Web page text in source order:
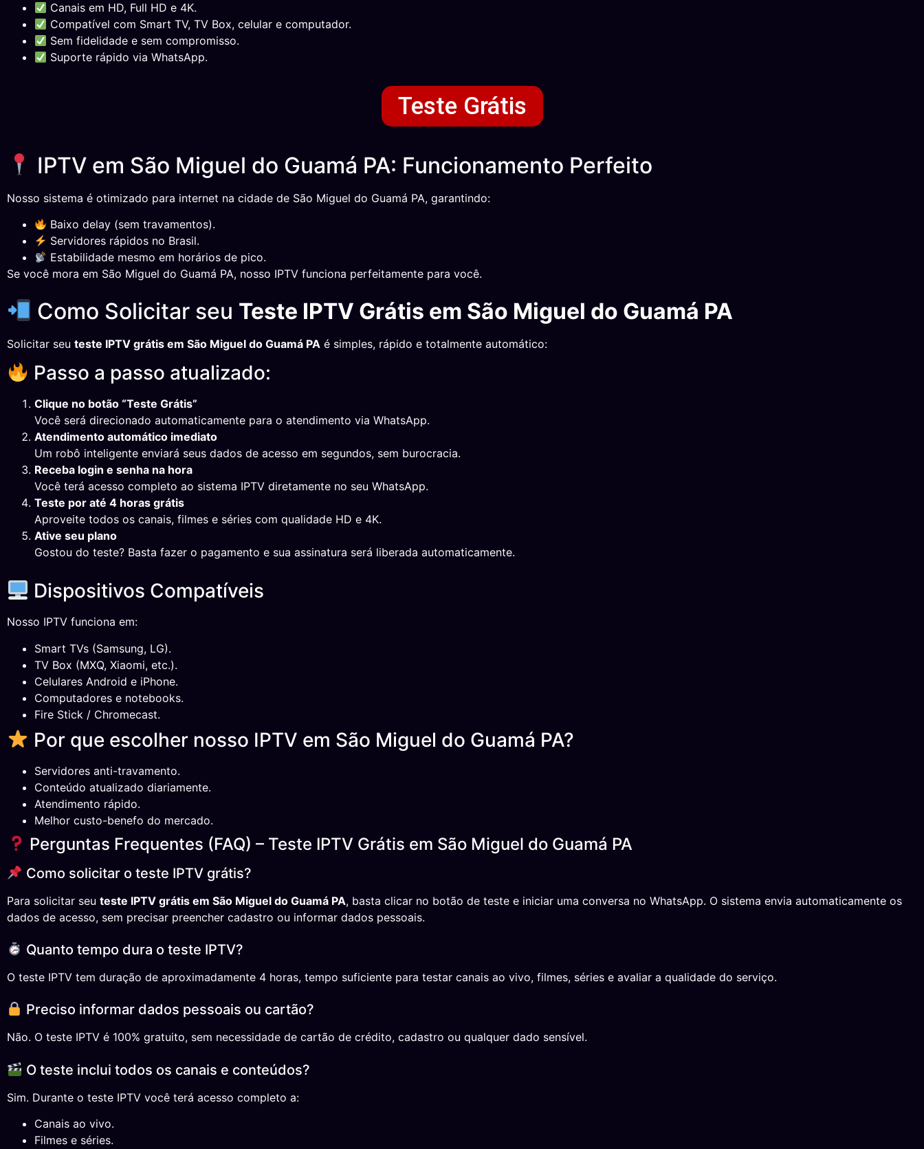
Canais em HD, Full HD e 4K.
Compatível com Smart TV, TV Box, celular e computador.
Sem fidelidade e sem compromisso.
Suporte rápido via WhatsApp.
Teste Grátis
IPTV em São Miguel do Guamá PA: Funcionamento Perfeito
Nosso sistema é otimizado para internet na cidade de São Miguel do Guamá PA, garantindo:
Baixo delay (sem travamentos).
Servidores rápidos no Brasil.
Estabilidade mesmo em horários de pico.
Se você mora em São Miguel do Guamá PA, nosso IPTV funciona perfeitamente para você.
Como Solicitar seu Teste IPTV Grátis em São Miguel do Guamá PA
Solicitar seu teste IPTV grátis em São Miguel do Guamá PA é simples, rápido e totalmente automático:
Passo a passo atualizado:
Clique no botão “Teste Grátis”
Você será direcionado automaticamente para o atendimento via WhatsApp.
Atendimento automático imediato
Um robô inteligente enviará seus dados de acesso em segundos, sem burocracia.
Receba login e senha na hora
Você terá acesso completo ao sistema IPTV diretamente no seu WhatsApp.
Teste por até 4 horas grátis
Aproveite todos os canais, filmes e séries com qualidade HD e 4K.
Ative seu plano
Gostou do teste? Basta fazer o pagamento e sua assinatura será liberada automaticamente.
Dispositivos Compatíveis
Nosso IPTV funciona em:
Smart TVs (Samsung, LG).
TV Box (MXQ, Xiaomi, etc.).
Celulares Android e iPhone.
Computadores e notebooks.
Fire Stick / Chromecast.
Por que escolher nosso IPTV em São Miguel do Guamá PA?
Servidores anti-travamento.
Conteúdo atualizado diariamente.
Atendimento rápido.
Melhor custo-benefo do mercado.
Perguntas Frequentes (FAQ) – Teste IPTV Grátis em São Miguel do Guamá PA
Como solicitar o teste IPTV grátis?
Para solicitar seu teste IPTV grátis em São Miguel do Guamá PA, basta clicar no botão de teste e iniciar uma conversa no WhatsApp. O sistema envia automaticamente os
dados de acesso, sem precisar preencher cadastro ou informar dados pessoais.
Quanto tempo dura o teste IPTV?
O teste IPTV tem duração de aproximadamente 4 horas, tempo suficiente para testar canais ao vivo, filmes, séries e avaliar a qualidade do serviço.
Preciso informar dados pessoais ou cartão?
Não. O teste IPTV é 100% gratuito, sem necessidade de cartão de crédito, cadastro ou qualquer dado sensível.
O teste inclui todos os canais e conteúdos?
Sim. Durante o teste IPTV você terá acesso completo a:
Canais ao vivo.
Filmes e séries.